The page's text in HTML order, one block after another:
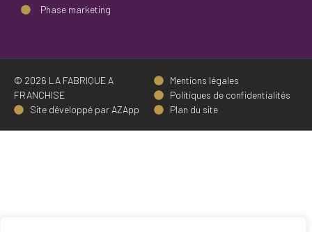
Phase marketing
© 2026 LA FABRIQUE A
FRANCHISE
Site développé par AZApp
Mentions légales
Politiques de confidentialités
Plan du site